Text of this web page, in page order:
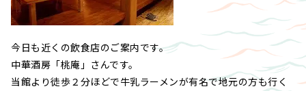
今日も近くの飲食店のご案内です。
中華酒房「桃庵」さんです。
当館より徒歩２分ほどで牛乳ラーメンが有名で地元の方も行く